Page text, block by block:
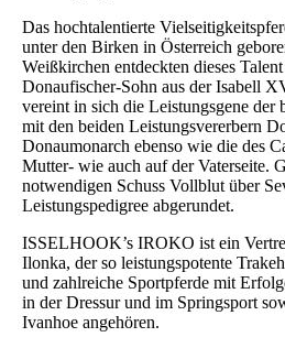
Das hochtalentierte
unter den Birken in Österreich
Weißkirchen entdeckten dieses
Donaufischer-Sohn aus der Isabell
vereint in sich die Leistungsgene der
mit den beiden Leistungsvererbern
Donaumonarch ebenso wie die des
Mutter- wie auch auf der Vaterseite.
notwendigen Schuss Vollblut über
Leistungspedigree abgerundet.
ISSELHOOK’s IROKO ist ein
Ilonka, der so leistungspotente
und zahlreiche Sportpferde mit
in der Dressur und im Springsport
Ivanhoe angehören.